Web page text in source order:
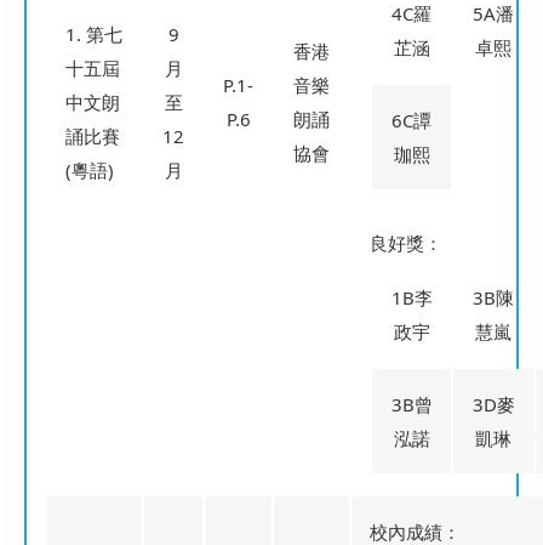
1. 第七
十五屆
中文朗
誦比賽
(粵語)
9
月
至
12
月
P.1-
P.6
香港
音樂
朗誦
協會
4C羅
芷涵
5A潘
卓熙
6C譚
珈熙
良好獎：
1B李
政宇
3B陳
慧嵐
3B曾
泓諾
3D麥
凱琳
校內成績：